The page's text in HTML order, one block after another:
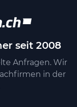
seit 2008
Anfragen. Wir
in der